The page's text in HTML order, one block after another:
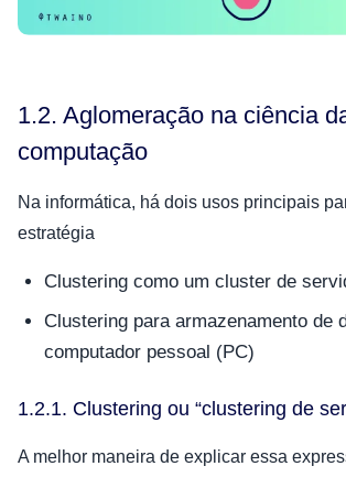
1.2. Aglomeração na ciência
computação
Na informática, há dois usos principais
estratégia
Clustering como um cluster de
Clustering para armazenamento de
computador pessoal (PC)
1.2.1. Clustering ou “clustering de
A melhor maneira de explicar essa